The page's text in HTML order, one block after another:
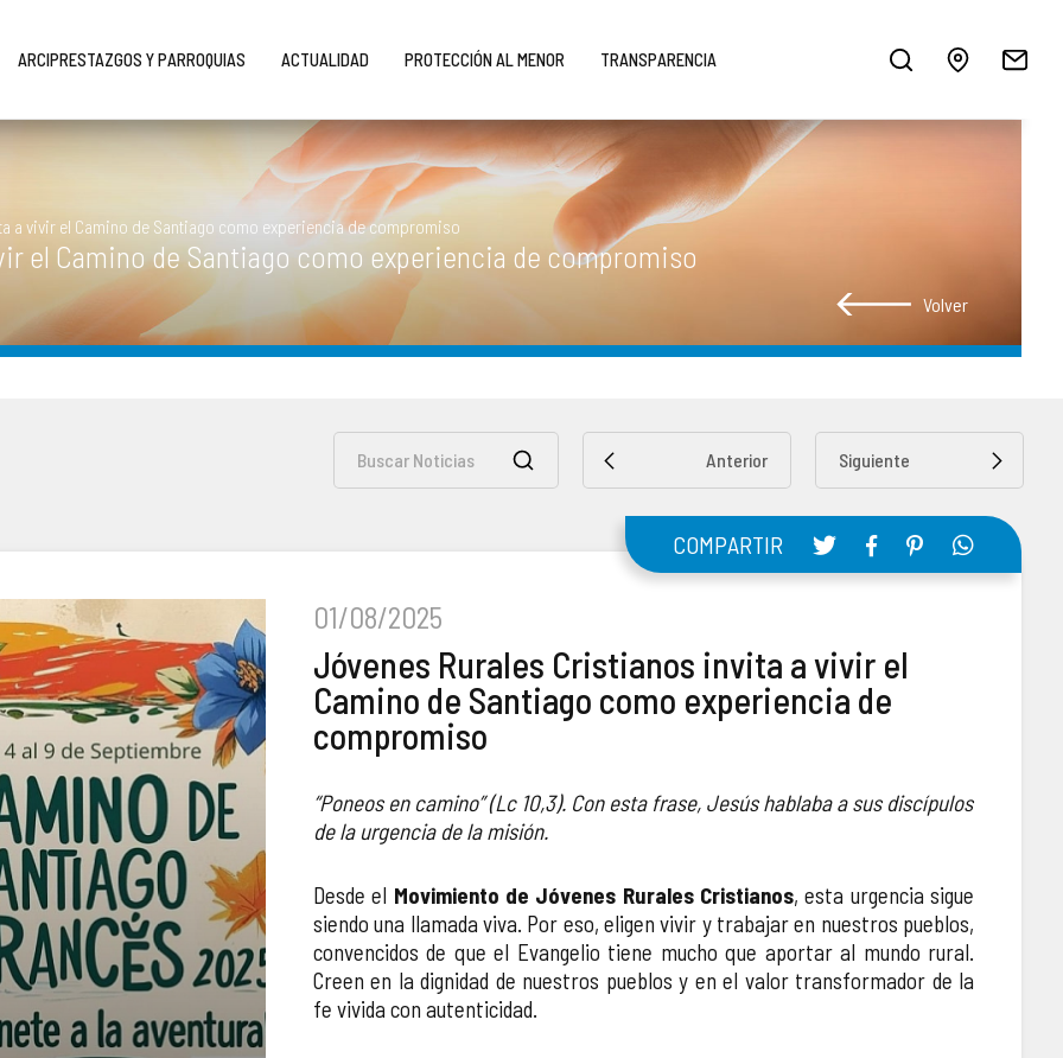
ARCIPRESTAZGOS Y PARROQUIAS ACTUALIDAD PROTECCIÓN AL MENOR TRANSPARENCIA
a vivir el Camino de Santiago como experiencia de compromiso
el Camino de Santiago como experiencia de compromiso
Volver
Anterior Siguiente
01/08/2025
COMPARTIR
Jóvenes Rurales Cristianos invita a vivir el
Camino de Santiago como experiencia de
compromiso
“Poneos en camino” (Lc 10,3). Con esta frase, Jesús hablaba a sus discípulos
de la urgencia de la misión.
Desde el Movimiento de Jóvenes Rurales Cristianos, esta urgencia sigue
siendo una llamada viva. Por eso, eligen vivir y trabajar en nuestros pueblos,
convencidos de que el Evangelio tiene mucho que aportar al mundo rural.
Creen en la dignidad de nuestros pueblos y en el valor transformador de la
fe vivida con autenticidad.